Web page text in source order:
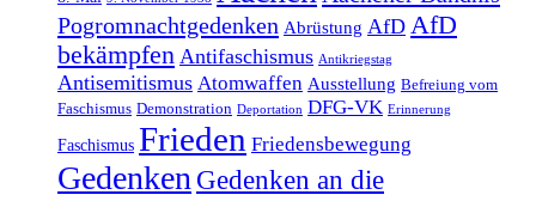
Pogromnachtgedenken Abrüstung AfD AfD
bekämpfen Antifaschismus Antikriegstag
Antisemitismus Atomwaffen Ausstellung Befreiung vom
Faschismus Demonstration Deportation DFG-VK Erinnerung
Faschismus Frieden Friedensbewegung
Gedenken Gedenken an die